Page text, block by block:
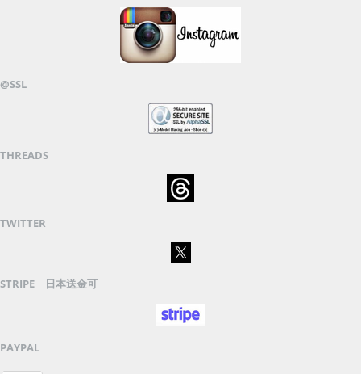
@SSL
THREADS
TWITTER
STRIPE 日本送金可
PAYPAL